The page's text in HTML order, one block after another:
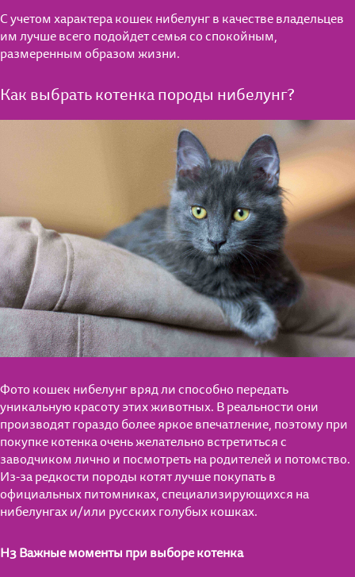
Для котят от 1 до 12 мес.
Для взрослых кошек
Для кошек старше 7 лет
Влажные рационы
Мнение экспертов
Полезные материалы
Часто задаваемые вопросы
Полезные материалы
Поведение
Поведение
С учетом характера кошек нибелунг в качестве владельцев
им лучше всего подойдет семья со спокойным,
размеренным образом жизни.
Как выбрать котенка породы нибелунг?
Фото кошек нибелунг вряд ли способно передать
уникальную красоту этих животных. В реальности они
производят гораздо более яркое впечатление, поэтому при
покупке котенка очень желательно встретиться с
заводчиком лично и посмотреть на родителей и потомство.
Из-за редкости породы котят лучше покупать в
официальных питомниках, специализирующихся на
нибелунгах и/или русских голубых кошках.
H3 Важные моменты при выборе котенка